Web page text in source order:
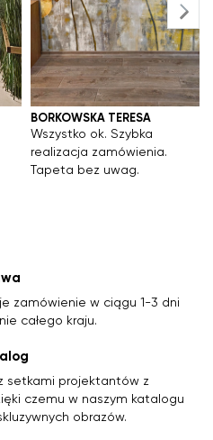
BORKOWSKA TERESA
Wszystko ok. Szybka
realizacja zamówienia.
Tapeta bez uwag.
zamówienie w ciągu 1-3 dni
całego kraju.
setkami projektantów z
czemu w naszym katalogu
obrazów.